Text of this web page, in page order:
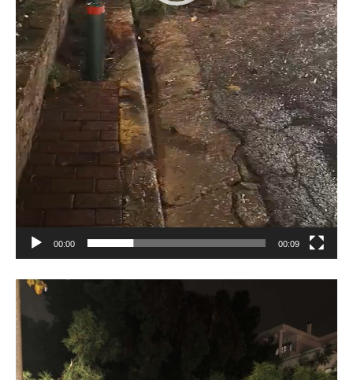
00:00 00:09